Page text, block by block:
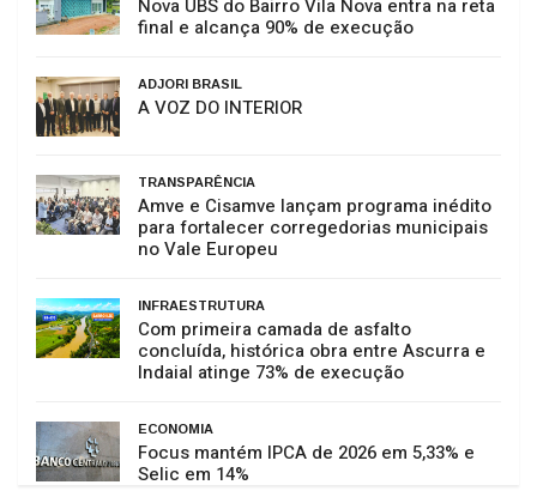
Nova UBS do Bairro Vila Nova entra na reta
final e alcança 90% de execução
ADJORI BRASIL
A VOZ DO INTERIOR
TRANSPARÊNCIA
Amve e Cisamve lançam programa inédito
para fortalecer corregedorias municipais
no Vale Europeu
INFRAESTRUTURA
Com primeira camada de asfalto
concluída, histórica obra entre Ascurra e
Indaial atinge 73% de execução
ECONOMIA
Focus mantém IPCA de 2026 em 5,33% e
Selic em 14%